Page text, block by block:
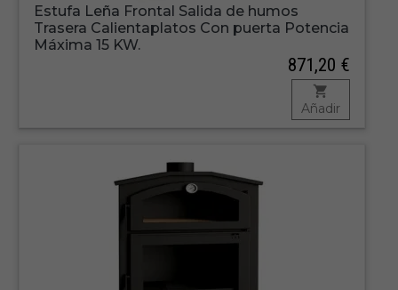
Estufa Leña Frontal Salida de humos
Trasera Calientaplatos Con puerta Potencia
Máxima 15 KW.
871,20 €
Añadir